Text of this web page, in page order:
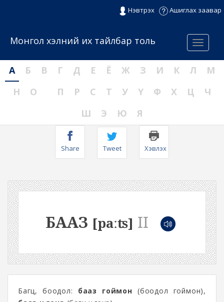
Нэвтрэх Ашиглах заавар
Menu
Монгол хэлний их тайлбар толь
А Б В Г Д Е Ё Ж З И К Л
М
Н
О П Р С Т У Ү Ф Х Ц
Ч
Ш
Э Ю Я
Share Tweet Хэвлэх
БААЗ [paːʦ] II
Багц, боодол: бааз гоймон (боодол гоймон),